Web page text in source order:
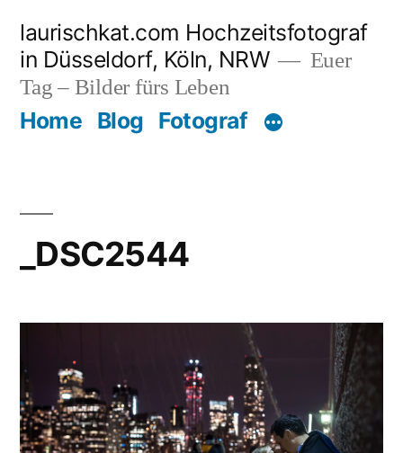
Inhalt
springen
laurischkat.com Hochzeitsfotograf
in Düsseldorf, Köln, NRW
Euer
Tag – Bilder fürs Leben
Home Blog Fotograf
_DSC2544